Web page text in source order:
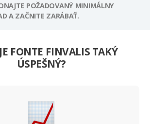
POŽADOVANÝ MINIMÁLNY
A ZAČNITE ZARÁBAŤ.
FONTE FINVALIS TAKÝ
ÚSPEŠNÝ?